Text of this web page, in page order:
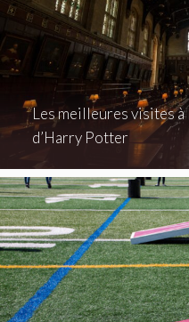
Les meilleures visites
d’Harry Potter